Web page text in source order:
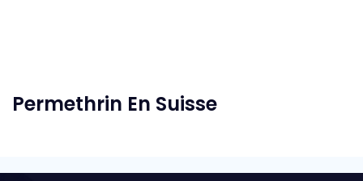
Permethrin En Suisse